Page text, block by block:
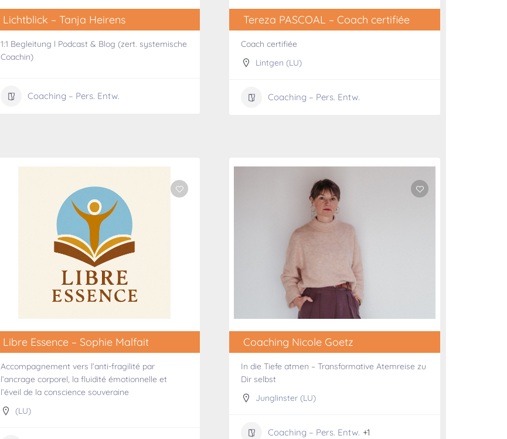
Lichtblick – Tanja Heirens
1:1 Begleitung l Podcast & Blog (zert. systemische
Coachin)
Coaching – Pers. Entw.
Tereza PASCOAL – Coach certifiée
Coach certifiée
Lintgen (LU)
Coaching – Pers. Entw.
Libre Essence – Sophie Malfait
Accompagnement vers l’anti-fragilité par
l’ancrage corporel, la fluidité émotionnelle et
l’éveil de la conscience souveraine
(LU)
Coaching Nicole Goetz
In die Tiefe atmen – Transformative Atemreise zu
Dir selbst
Junglinster (LU)
Coaching – Pers. Entw. +1